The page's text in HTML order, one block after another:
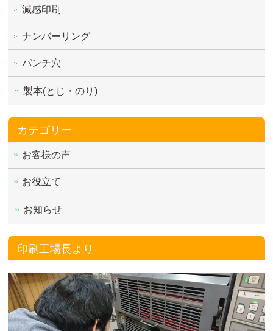
減感印刷
ナンバーリング
パンチ穴
製本(とじ・のり)
カテゴリー
お客様の声
お役立て
お知らせ
印刷工場長より